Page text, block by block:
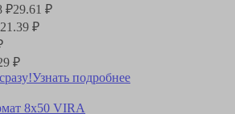
₽29.61 ₽
21.39 ₽
₽
Узнать подробнее